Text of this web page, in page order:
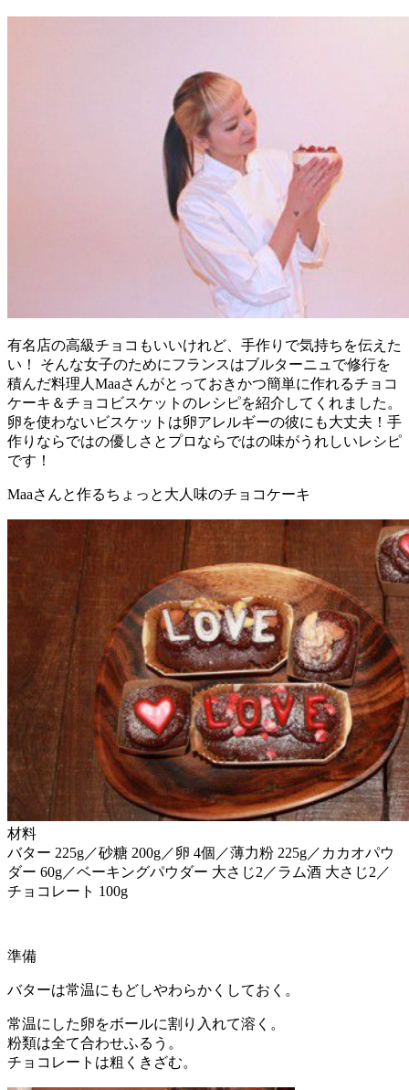
有名店の高級チョコもいいけれど、手作りで気持ちを伝えた
い！ そんな女子のためにフランスはブルターニュで修行を
積んだ料理人Maaさんがとっておきかつ簡単に作れるチョコ
ケーキ＆チョコビスケットのレシピを紹介してくれました。
卵を使わないビスケットは卵アレルギーの彼にも大丈夫！手
作りならではの優しさとプロならではの味がうれしいレシピ
です！
Maaさんと作るちょっと大人味のチョコケーキ
材料
バター 225g／砂糖 200g／卵 4個／薄力粉 225g／カカオパウ
ダー 60g／ベーキングパウダー 大さじ2／ラム酒 大さじ2／
チョコレート 100g
準備
バターは常温にもどしやわらかくしておく。
常温にした卵をボールに割り入れて溶く。
粉類は全て合わせふるう。
チョコレートは粗くきざむ。